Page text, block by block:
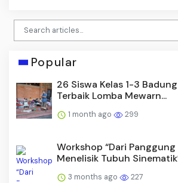
Popular
26 Siswa Kelas 1-3
Terbaik Lomba Mewarn...
1 month ago 299
Workshop “Dari Panggung
Menelisik Tubuh
3 months ago 227